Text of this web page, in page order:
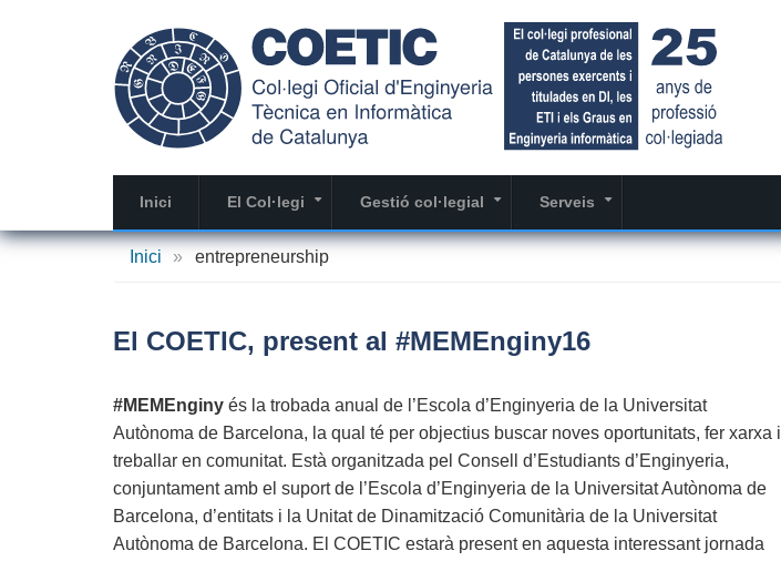
Inici El Col·legi Gestió col·legial Serveis
Inici » entrepreneurship
El COETIC, present al #MEMEnginy16
#MEMEnginy és la trobada anual de l’Escola d’Enginyeria de la Universitat
Autònoma de Barcelona, la qual té per objectius buscar noves oportunitats, fer xarxa i
treballar en comunitat. Està organitzada pel Consell d’Estudiants d’Enginyeria,
conjuntament amb el suport de l’Escola d’Enginyeria de la Universitat Autònoma de
Barcelona, d’entitats i la Unitat de Dinamització Comunitària de la Universitat
Autònoma de Barcelona. El COETIC estarà present en aquesta interessant jornada